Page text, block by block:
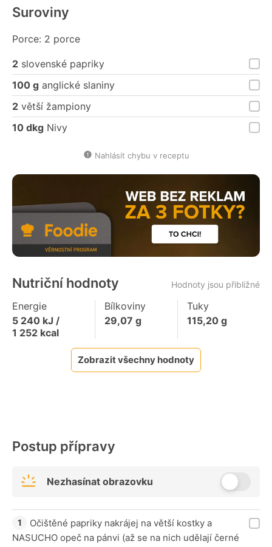
Suroviny
Porce: 2 porce
2 slovenské papriky
100 g anglické slaniny
2 větší žampiony
10 dkg Nivy
Nahlásit chybu v receptu
Nutriční hodnoty Hodnoty jsou přibližné
Energie
5 240 kJ /
1 252 kcal
Bílkoviny
29,07 g
Tuky
115,20g
Zobrazit všechny hodnoty
Postup přípravy
Nezhasínat obrazovku
Očištěné papriky nakrájej na větší kostky a
NASUCHO opeč na pánvi (až se na nich udělají černé